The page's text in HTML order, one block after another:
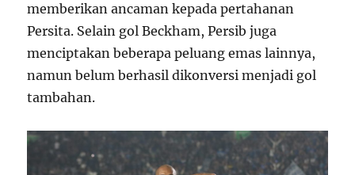
memberikan ancaman kepada pertahanan
Persita. Selain gol Beckham, Persib juga
menciptakan beberapa peluang emas lainnya,
namun belum berhasil dikonversi menjadi gol
tambahan.